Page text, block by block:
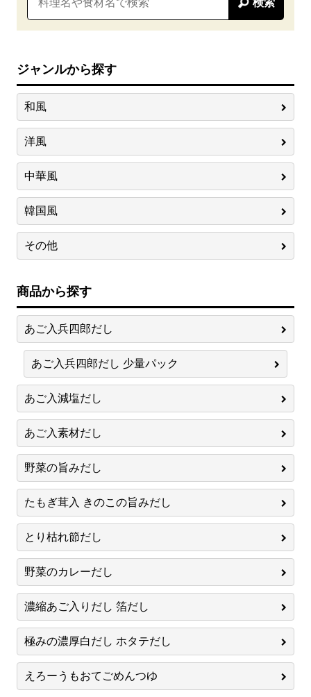
検索
ジャンルから探す
和風
洋風
中華風
韓国風
その他
商品から探す
あご入兵四郎だし
あご入兵四郎だし 少量パック
あご入減塩だし
あご入素材だし
野菜の旨みだし
たもぎ茸入 きのこの旨みだし
とり枯れ節だし
野菜のカレーだし
濃縮あご入りだし 箔だし
極みの濃厚白だし ホタテだし
えろーうもおてごめんつゆ